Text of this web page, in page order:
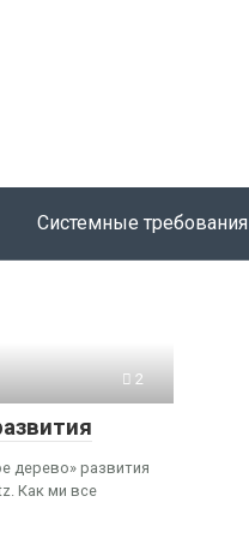
Системные требования
2
дерево» развития
Как ми все